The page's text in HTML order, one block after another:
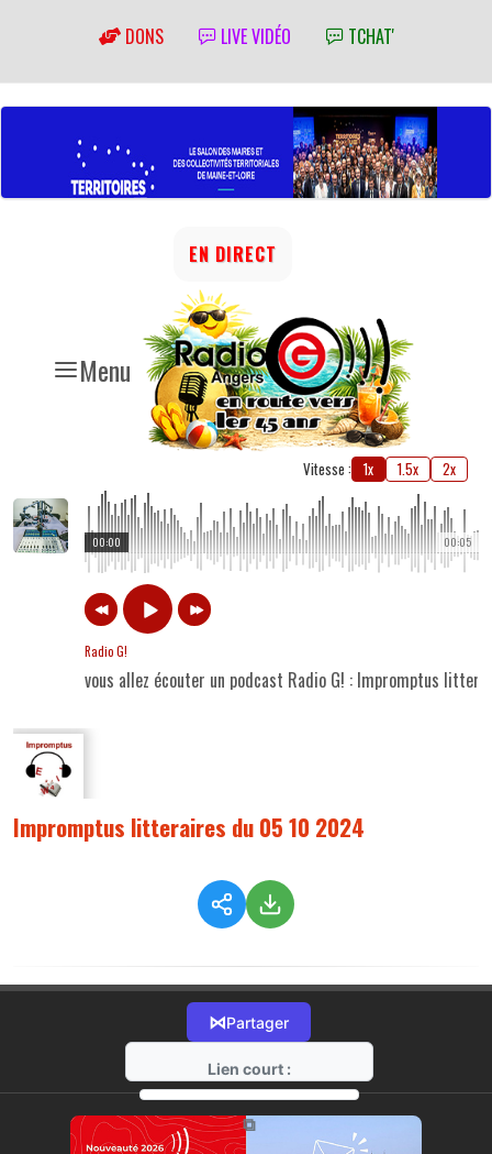
DONS LIVE VIDÉO TCHAT'
Menu
EN DIRECT
Vitesse : 1x 1.5x 2x
00:05
00:00
Radio G!
vous allez écouter un podcast Radio G! : Impromptus
Impromptus litteraires du 05 10 2024
⋈Partager
Lien court :
https://radio-g.fr?15649
⧉